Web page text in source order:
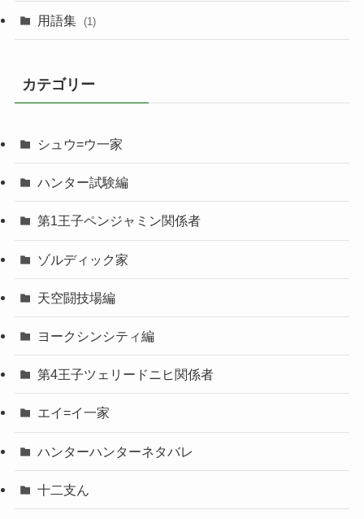
用語集 (1)
カテゴリー
シュウ=ウ一家
ハンター試験編
第1王子ペンジャミン関係者
ゾルディック家
天空闘技場編
ヨークシンシティ編
第4王子ツェリードニヒ関係者
エイ=イ一家
ハンターハンターネタバレ
十二支ん